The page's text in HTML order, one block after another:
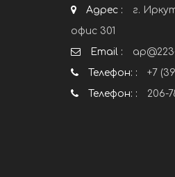
Адрес :
г.
офис 301
Email :
Телефон: :
+7
Телефон: :
206-